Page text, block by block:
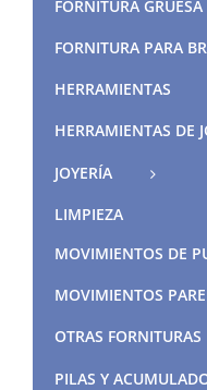
FORNITURA GRUESA
FORNITURA PARA
HERRAMIENTAS
HERRAMIENTAS DE
JOYERÍA
LIMPIEZA
MOVIMIENTOS DE
MOVIMIENTOS
OTRAS FORNITURAS
PILAS Y